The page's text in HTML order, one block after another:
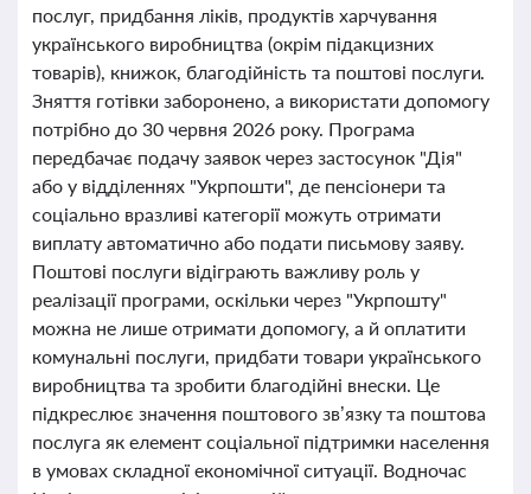
послуг, придбання ліків, продуктів харчування
українського виробництва (окрім підакцизних
товарів), книжок, благодійність та поштові послуги.
Зняття готівки заборонено, а використати допомогу
потрібно до 30 червня 2026 року. Програма
передбачає подачу заявок через застосунок "Дія"
або у відділеннях "Укрпошти", де пенсіонери та
соціально вразливі категорії можуть отримати
виплату автоматично або подати письмову заяву.
Поштові послуги відіграють важливу роль у
реалізації програми, оскільки через "Укрпошту"
можна не лише отримати допомогу, а й оплатити
комунальні послуги, придбати товари українського
виробництва та зробити благодійні внески. Це
підкреслює значення поштового зв’язку та поштова
послуга як елемент соціальної підтримки населення
в умовах складної економічної ситуації. Водночас